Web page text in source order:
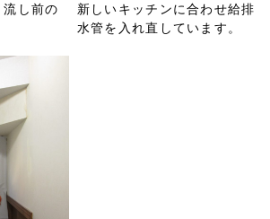
し前の
新しいキッチンに合わせ給排
水管を入れ直しています。